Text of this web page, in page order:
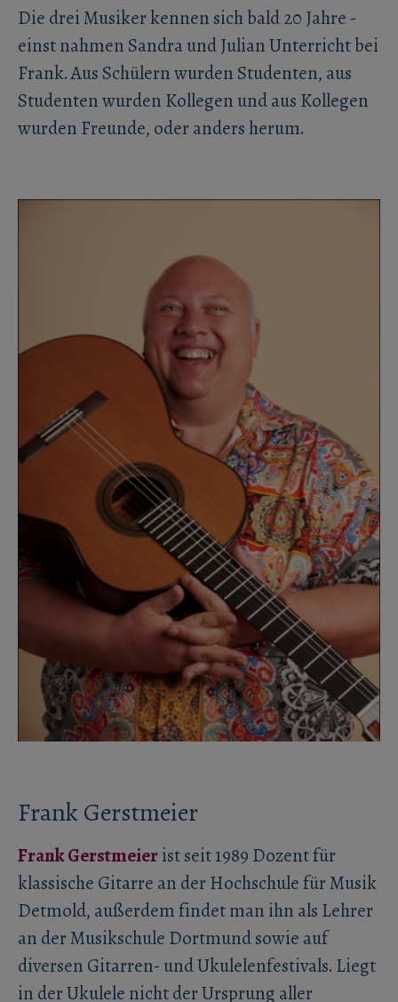
Die drei Musiker kennen sich bald 20 Jahre -
einst nahmen Sandra und Julian Unterricht bei
Frank. Aus Schülern wurden Studenten, aus
Studenten wurden Kollegen und aus Kollegen
wurden Freunde, oder anders herum.
Frank Gerstmeier
Frank Gerstmeierist seit 1989 Dozent für
klassische Gitarre an der Hochschule für Musik
Detmold, außerdem findet man ihn als Lehrer
an der Musikschule Dortmund sowie auf
diversen Gitarren- und Ukulelenfestivals. Liegt
in der Ukulele nicht der Ursprung aller